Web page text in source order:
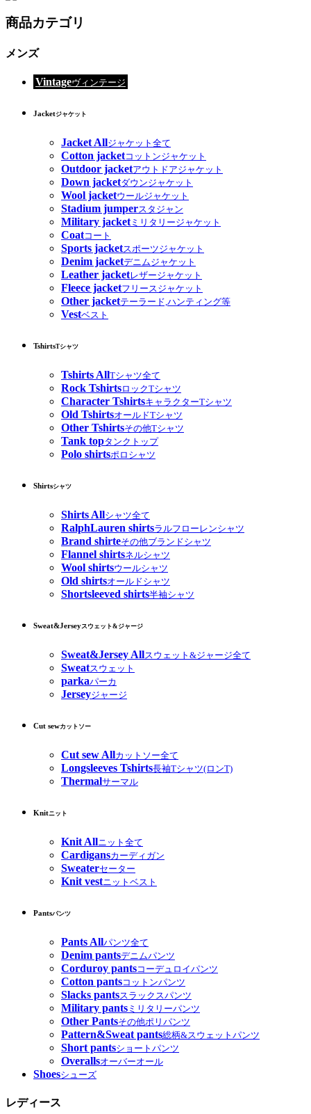
商品カテゴリ
メンズ
Vintageヴィンテージ
Jacketジャケット
Jacket Allジャケット全て
Cotton jacketコットンジャケット
Outdoor jacketアウトドアジャケット
Down jacketダウンジャケット
Wool jacketウールジャケット
Stadium jumperスタジャン
Military jacketミリタリージャケット
Coatコート
Sports jacketスポーツジャケット
Denim jacketデニムジャケット
Leather jacketレザージャケット
Fleece jacketフリースジャケット
Other jacketテーラード,ハンティング等
Vestベスト
TshirtsTシャツ
Tshirts AllTシャツ全て
Rock TshirtsロックTシャツ
Character TshirtsキャラクターTシャツ
Old TshirtsオールドTシャツ
Other Tshirtsその他Tシャツ
Tank topタンクトップ
Polo shirtsポロシャツ
Shirtsシャツ
Shirts Allシャツ全て
RalphLauren shirtsラルフローレンシャツ
Brand shirteその他ブランドシャツ
Flannel shirtsネルシャツ
Wool shirtsウールシャツ
Old shirtsオールドシャツ
Shortsleeved shirts半袖シャツ
Sweat&Jerseyスウェット&ジャージ
Sweat&Jersey Allスウェット&ジャージ全て
Sweatスウェット
parkaパーカ
Jerseyジャージ
Cut sewカットソー
Cut sew Allカットソー全て
Longsleeves Tshirts長袖Tシャツ(ロンT)
Thermalサーマル
Knitニット
Knit Allニット全て
Cardigansカーディガン
Sweaterセーター
Knit vestニットベスト
Pantsパンツ
Pants Allパンツ全て
Denim pantsデニムパンツ
Corduroy pantsコーデュロイパンツ
Cotton pantsコットンパンツ
Slacks pantsスラックスパンツ
Military pants ミリタリーパンツ
Other Pantsその他ポリパンツ
Pattern&Sweat pants総柄&スウェットパンツ
Short pantsショートパンツ
Overallsオーバーオール
Shoesシューズ
レディース